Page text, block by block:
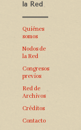
la Red
Quiénes
somos
Nodos de
la Red
Congresos
previos
Red de
Archivos
Créditos
Contacto